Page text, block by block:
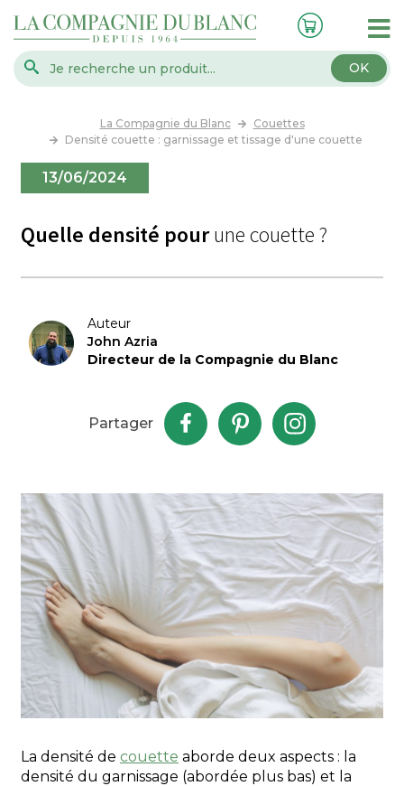
OK
La Compagnie du Blanc
Couettes
Densité couette : garnissage et tissage d'une couette
13/06/2024
Quelle densité pourune couette ?
Auteur
John Azria
Directeur de la Compagnie du Blanc
Partager
La densité de couette aborde deux aspects : la
densité du garnissage (abordée plus bas) et la